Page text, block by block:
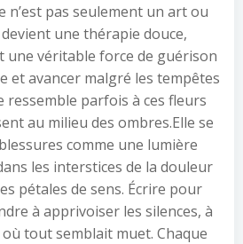
n’est pas seulement un art ou
une thérapie douce,
une véritable force de guérison
et avancer malgré les tempêtes
ressemble parfois à ces fleurs
au milieu des ombres.Elle se
comme une lumière
les interstices de la douleur
pétales de sens. Écrire pour
à apprivoiser les silences, à
tout semblait muet. Chaque